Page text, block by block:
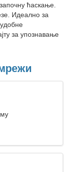
ћаскање.
Идеално за
за упознавање